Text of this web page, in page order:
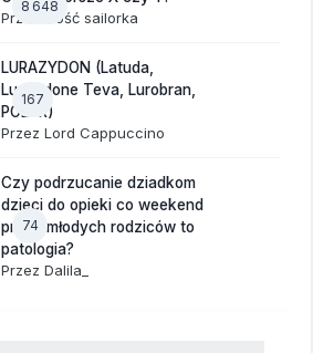
8 648
Przez Gość sailorka
167
LURAZYDON (Latuda,
Lurasidone Teva, Lurobran,
POLUR)
Przez Lord Cappuccino
74
Czy podrzucanie dziadkom
dzieci do opieki co weekend
przez młodych rodziców to
patologia?
Przez Dalila_